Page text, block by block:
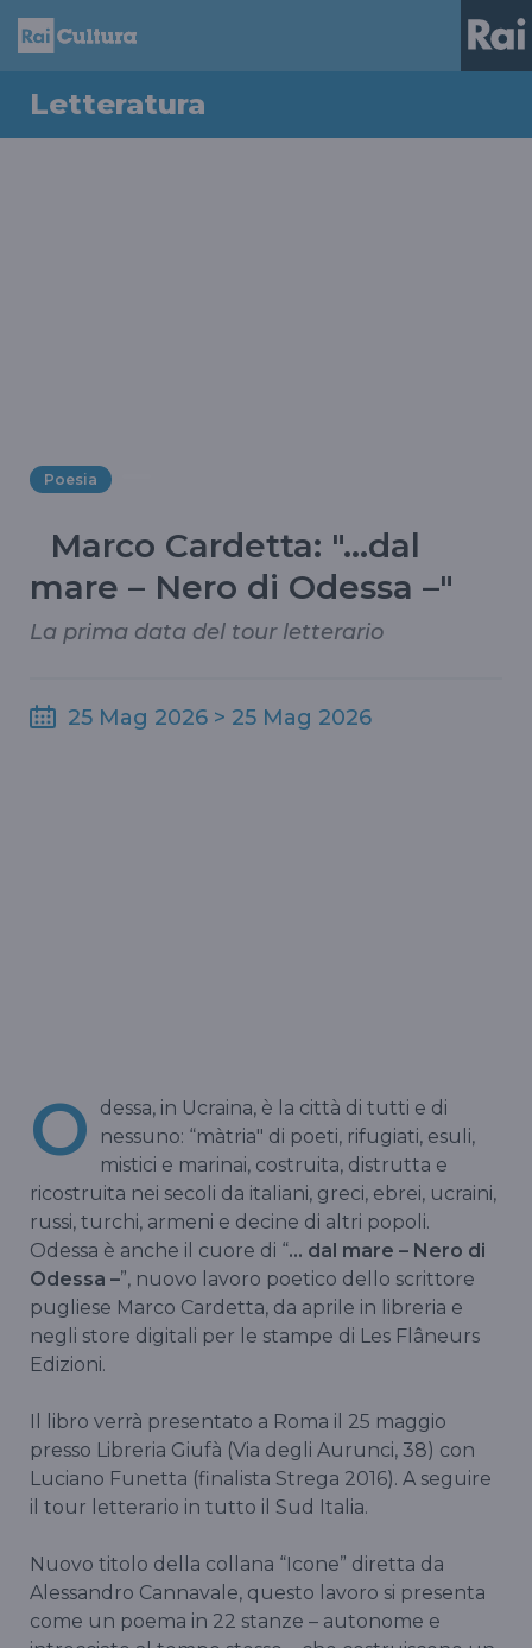
Letteratura
Poesia
Marco Cardetta: "…dal
mare – Nero di Odessa –"
La prima data del tour letterario
25 Mag 2026 > 25 Mag 2026
O
dessa, in Ucraina, è la città di tutti e di
nessuno: “màtria" di poeti, rifugiati, esuli,
mistici e marinai, costruita, distrutta e
ricostruita nei secoli da italiani, greci, ebrei, ucraini,
russi, turchi, armeni e decine di altri popoli.
Odessa è anche il cuore di “… dal mare – Nero di
Odessa –”, nuovo lavoro poetico dello scrittore
pugliese Marco Cardetta, da aprile in libreria e
negli store digitali per le stampe di Les Flâneurs
Edizioni.
Il libro verrà presentato a Roma il 25 maggio
presso Libreria Giufà (Via degli Aurunci, 38) con
Luciano Funetta (finalista Strega 2016). A seguire
il tour letterario in tutto il Sud Italia.
Nuovo titolo della collana “Icone” diretta da
Alessandro Cannavale, questo lavoro si presenta
come un poema in 22 stanze – autonome e